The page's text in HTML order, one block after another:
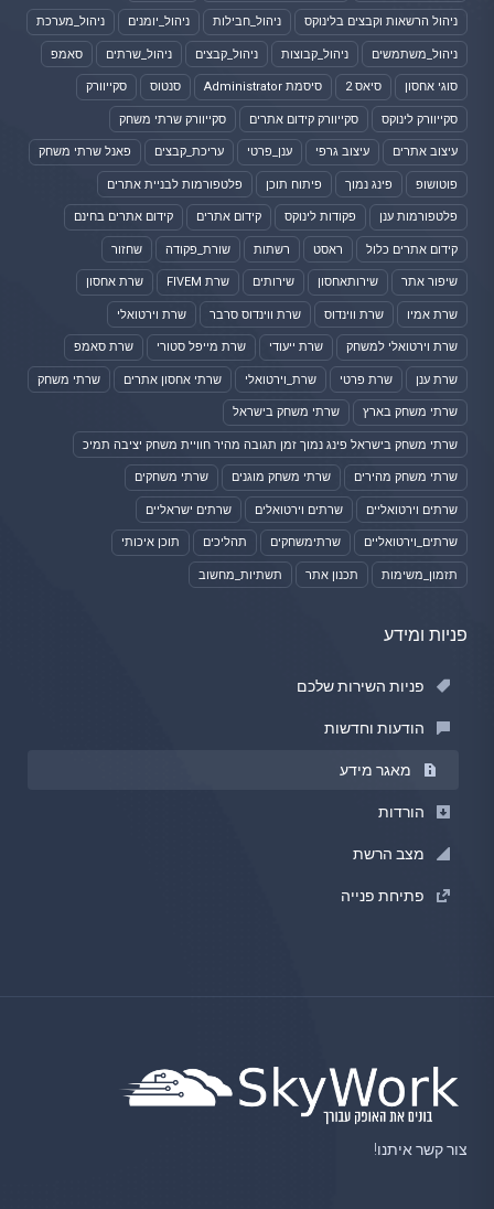
ניהול הרשאות וקבצים בלינוקס ניהול_חבילות ניהול_יומנים ניהול_מערכת
ניהול_משתמשים ניהול_קבוצות ניהול_קבצים ניהול_שרתים סאמפ
סוגי אחסון סיאס 2 סיסמת Administrator סנטוס סקייוורק
סקייוורק לינוקס סקייוורק קידום אתרים סקייוורק שרתי משחק
עיצוב אתרים עיצוב גרפי ענן_פרטי עריכת_קבצים פאנל שרתי משחק
פוטושופ פינג נמוך פיתוח תוכן פלטפורמות לבניית אתרים
פלטפורמות ענן פקודות לינוקס קידום אתרים קידום אתרים בחינם
קידום אתרים כלול ראסט רשתות שורת_פקודה שחזור
שיפור אתר שירותאחסון שירותים שרת FIVEM שרת אחסון
שרת אמיו שרת ווינדוס שרת ווינדוס סרבר שרת וירטואלי
שרת וירטואלי למשחק שרת ייעודי שרת מייפל סטורי שרת סאמפ
שרת ענן שרת פרטי שרת_וירטואלי שרתי אחסון אתרים שרתי משחק
שרתי משחק בארץ שרתי משחק בישראל
שרתי משחק בישראל פינג נמוך זמן תגובה מהיר חוויית משחק יציבה תמיכ
שרתי משחק מהירים שרתי משחק מוגנים שרתי משחקים
שרתים וירטואליים שרתים וירטואלים שרתים ישראליים
שרתים_וירטואליים שרתימשחקים תהליכים תוכן איכותי
תזמון_משימות תכנון אתר תשתיות_מחשוב
פניות ומידע
פניות השירות שלכם
הודעות וחדשות
מאגר מידע
הורדות
מצב הרשת
פתיחת פנייה
צור קשר איתנו!